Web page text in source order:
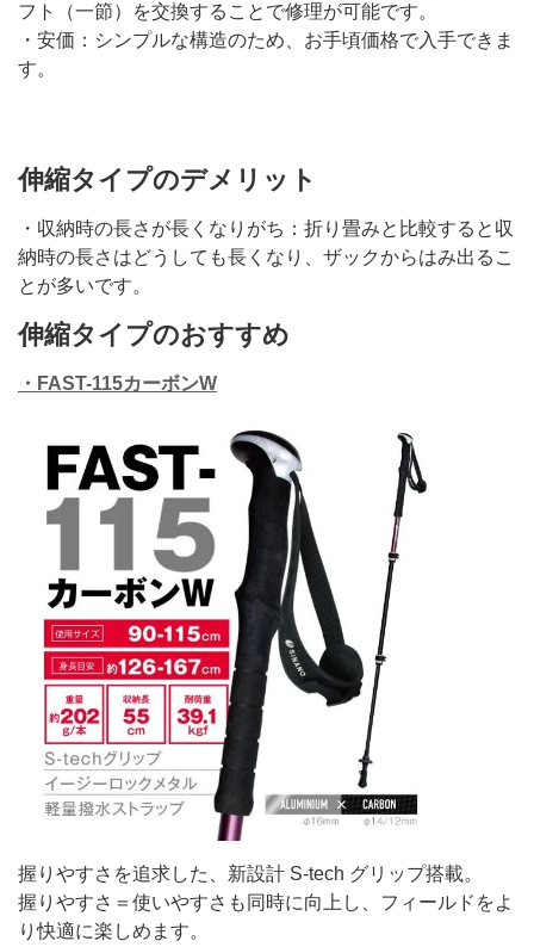
フト（一節）を交換することで修理が可能です。
・安価：シンプルな構造のため、お手頃価格で入手できま
す。
伸縮タイプのデメリット
・収納時の長さが長くなりがち：折り畳みと比較すると収
納時の長さはどうしても長くなり、ザックからはみ出るこ
とが多いです。
伸縮タイプのおすすめ
・FAST-115カーボンW
握りやすさを追求した、新設計 S-tech グリップ搭載。
握りやすさ＝使いやすさも同時に向上し、フィールドをよ
り快適に楽しめます。